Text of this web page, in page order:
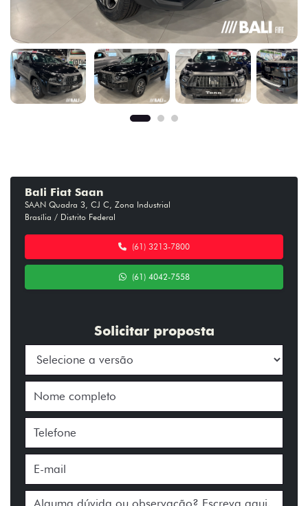
Bali Fiat Saan
SAAN Quadra 3, CJ C, Zona Industrial
Brasília / Distrito Federal
(61) 3213-7800
(61) 4042-7558
Solicitar proposta